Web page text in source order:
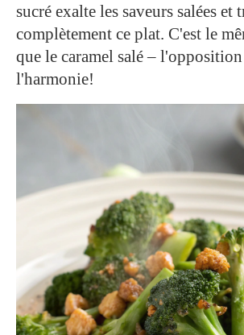
sucré exalte les saveurs salées et
complètement ce plat. C'est le
que le caramel salé – l'opposition
l'harmonie!